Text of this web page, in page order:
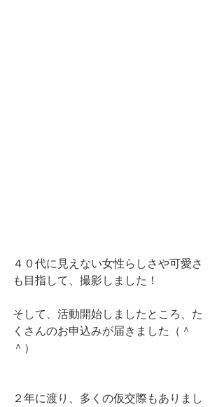
４０代に見えない女性らしさや可愛さ
も目指して、撮影しました！
そして、活動開始しましたところ、た
くさんのお申込みが届きました（＾
＾）
２年に渡り、多くの仮交際もありまし